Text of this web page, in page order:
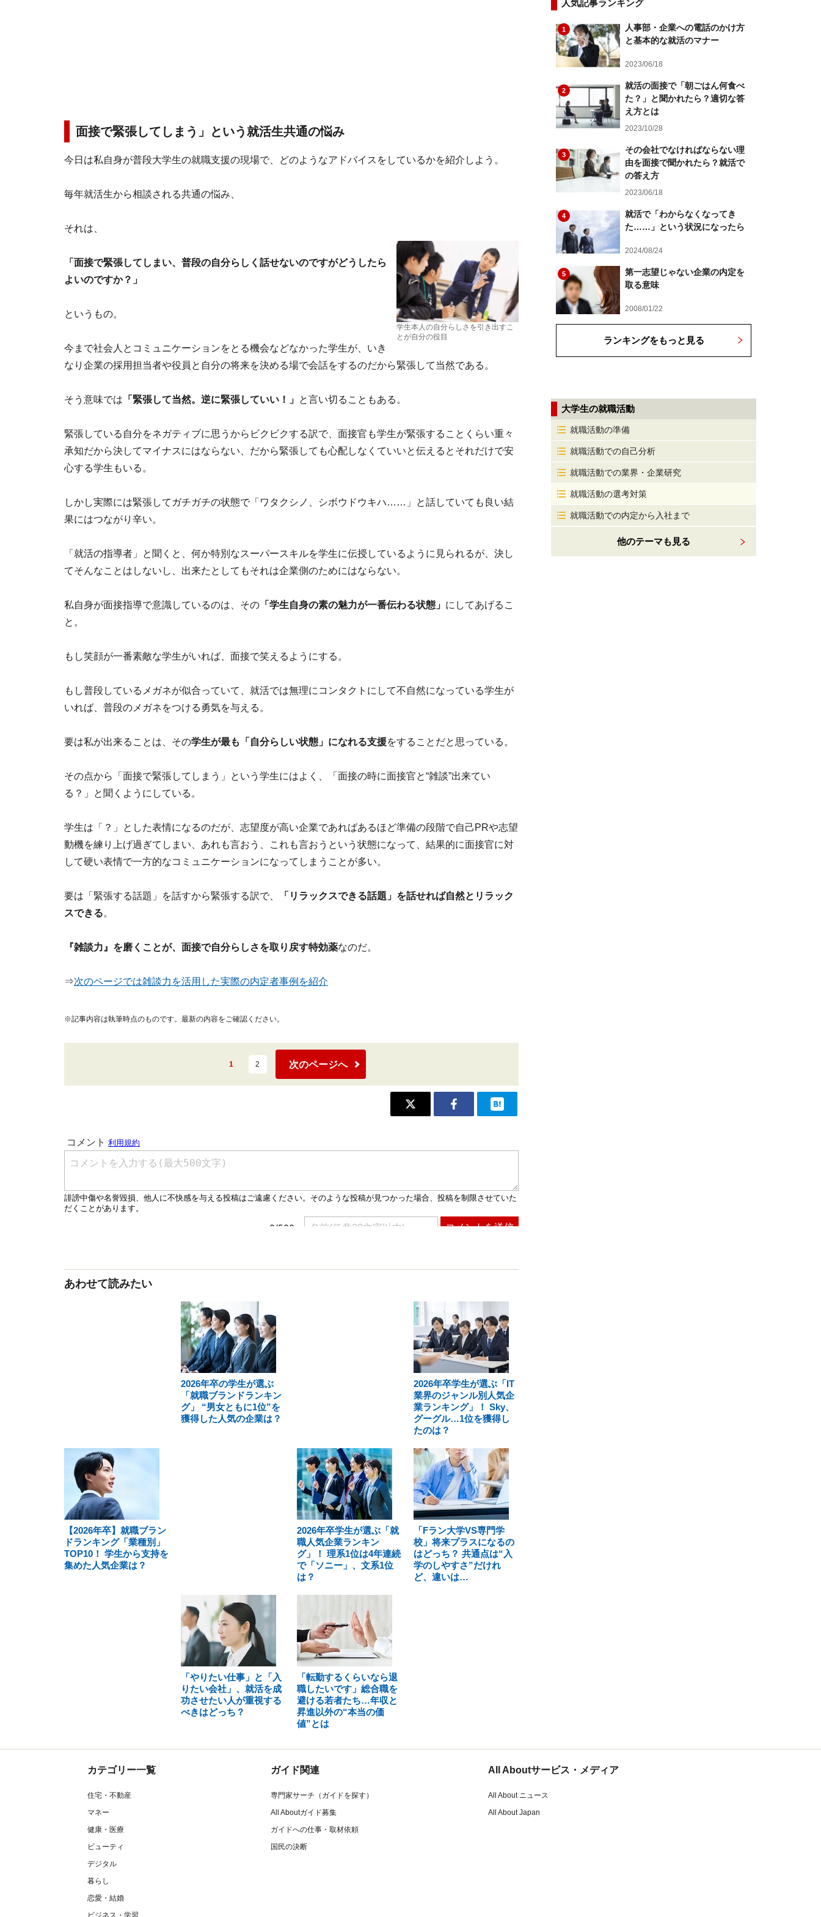
面接で緊張してしまう」という就活生共通の悩み
今日は私自身が普段大学生の就職支援の現場で、どのようなアドバイスをしているかを紹介しよう。
毎年就活生から相談される共通の悩み、
それは、
学生本人の自分らしさを引き出すこ
とが自分の役目
「面接で緊張してしまい、普段の自分らしく話せないのですがどうしたら
よいのですか？」
というもの。
今まで社会人とコミュニケーションをとる機会などなかった学生が、いき
なり企業の採用担当者や役員と自分の将来を決める場で会話をするのだから緊張して当然である。
そう意味では 「緊張して当然。逆に緊張していい！」 と言い切ることもある。
緊張している自分をネガティブに思うからビクビクする訳で、面接官も学生が緊張することくらい重々
承知だから決してマイナスにはならない、だから緊張しても心配しなくていいと伝えるとそれだけで安
心する学生もいる。
しかし実際には緊張してガチガチの状態で「ワタクシノ、シボウドウキハ……」と話していても良い結
果にはつながり辛い。
「就活の指導者」と聞くと、何か特別なスーパースキルを学生に伝授しているように見られるが、決し
てそんなことはしないし、出来たとしてもそれは企業側のためにはならない。
私自身が面接指導で意識しているのは、その 「学生自身の素の魅力が一番伝わる状態」 にしてあげるこ
と。
もし笑顔が一番素敵な学生がいれば、面接で笑えるようにする。
もし普段しているメガネが似合っていて、就活では無理にコンタクトにして不自然になっている学生が
いれば、普段のメガネをつける勇気を与える。
要は私が出来ることは、その学生が最も「自分らしい状態」になれる支援をすることだと思っている。
その点から「面接で緊張してしまう」という学生にはよく、「面接の時に面接官と“雑談”出来てい
る？」と聞くようにしている。
学生は「？」とした表情になるのだが、志望度が高い企業であればあるほど準備の段階で自己PRや志望
動機を練り上げ過ぎてしまい、あれも言おう、これも言おうという状態になって、結果的に面接官に対
して硬い表情で一方的なコミュニケーションになってしまうことが多い。
要は「緊張する話題」を話すから緊張する訳で、
「リラックスできる話題」を話せれば自然とリラック
スできる。
『雑談力』を磨くことが、面接で自分らしさを取り戻す特効薬なのだ。
⇒次のページでは雑談力を活用した実際の内定者事例を紹介
※記事内容は執筆時点のものです。最新の内容をご確認ください。
1 2 次のページへ
あわせて読みたい
2026年卒の学生が選ぶ
「就職ブランドランキン
グ」 “男女ともに1位”を
獲得した人気の企業は？
2026年卒学生が選ぶ「IT
業界のジャンル別人気企
業ランキング」！ Sky、
グーグル…1位を獲得し
たのは？
【2026年卒】就職ブラン
ドランキング「業種別」
TOP10！ 学生から支持を
集めた人気企業は？
2026年卒学生が選ぶ「就
職人気企業ランキン
グ」！ 理系1位は4年連続
で「ソニー」、文系1位
は？
「Fラン大学VS専門学
校」将来プラスになるの
はどっち？ 共通点は“入
学のしやすさ”だけれ
ど、違いは…
「やりたい仕事」と「入
りたい会社」、就活を成
功させたい人が重視する
べきはどっち？
「転勤するくらいなら退
職したいです」総合職を
避ける若者たち…年収と
昇進以外の“本当の価
値”とは
人気記事ランキング
1
人事部・企業への電話のかけ方
と基本的な就活のマナー
2023/06/18
2
就活の面接で「朝ごはん何食べ
た？」と聞かれたら？適切な答
え方とは
2023/10/28
3
その会社でなければならない理
由を面接で聞かれたら？就活で
の答え方
2023/06/18
4
就活で「わからなくなってき
た……」という状況になったら
2024/08/24
5
第一志望じゃない企業の内定を
取る意味
2008/01/22
ランキングをもっと見る
大学生の就職活動
就職活動の準備
就職活動での自己分析
就職活動での業界・企業研究
就職活動の選考対策
就職活動での内定から入社まで
他のテーマも見る
カテゴリー一覧
住宅・不動産
マネー
健康・医療
ビューティ
デジタル
暮らし
恋愛・結婚
ビジネス・学習
ガイド関連
専門家サーチ（ガイドを探す）
All Aboutガイド募集
ガイドへの仕事・取材依頼
国民の決断
All Aboutサービス・メディア
All About ニュース
All About Japan